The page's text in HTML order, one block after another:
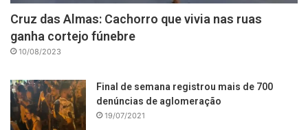
Cruz das Almas: Cachorro que vivia nas ruas
ganha cortejo fúnebre
10/08/2023
Final de semana registrou mais de 700
denúncias de aglomeração
19/07/2021